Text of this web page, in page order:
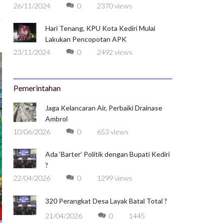
26/11/2024 0 2370 views
Hari Tenang, KPU Kota Kediri Mulai
Lakukan Pencopotan APK
23/11/2024
0 2492 views
Pemerintahan
Jaga Kelancaran Air, Perbaiki Drainase
Ambrol
10/06/2026
0 653 views
Ada ‘Barter’ Politik dengan Bupati Kediri
?
22/04/2026
0 1299 views
320 Perangkat Desa Layak Batal Total ?
21/04/2026
0
1445